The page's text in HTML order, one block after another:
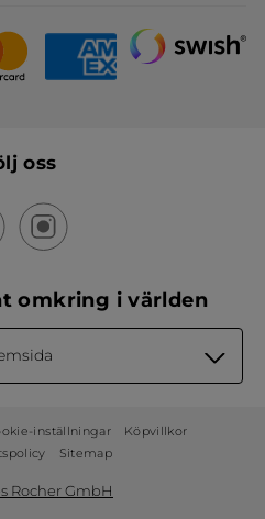
oss
omkring i världen
inställningar
Köpvillkor
Sitemap
Rocher GmbH